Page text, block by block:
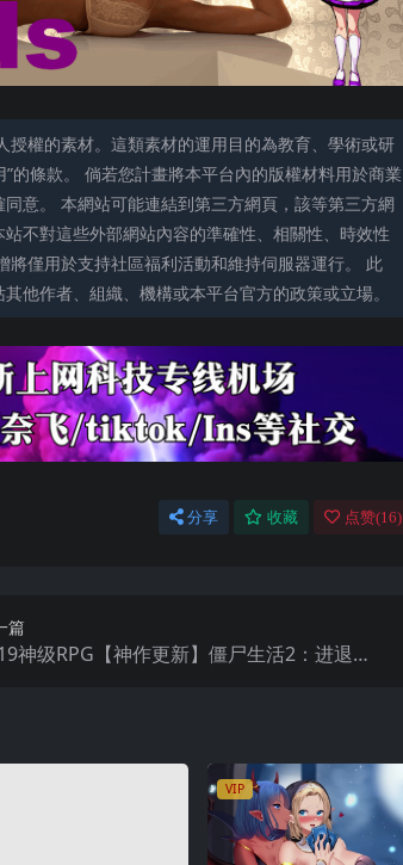
權的素材。這類素材的運用目的為教育、學術或研
的條款。 倘若您計畫將本平台內的版權材料用於商業
意。 本網站可能連結到第三方網頁，該等第三方網
不對這些外部網站內容的準確性、相關性、時效性
僅用於支持社區福利活動和維持伺服器運行。 此
他作者、組織、機構或本平台官方的政策或立場。
分享 收藏 点赞(16)
篇
神级RPG【神作更新】僵尸生活2：进退维
VIP